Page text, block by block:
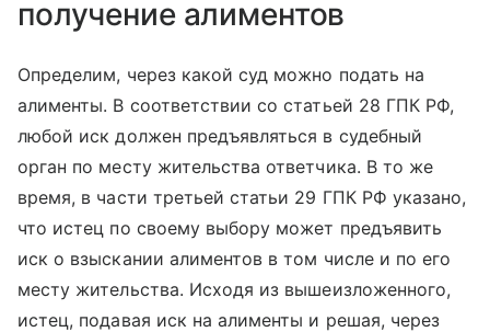
получение алиментов
Определим, через какой суд можно подать на
алименты. В соответствии со статьей 28 ГПК РФ,
любой иск должен предъявляться в судебный
орган по месту жительства ответчика. В то же
время, в части третьей статьи 29 ГПК РФ указано,
что истец по своему выбору может предъявить
иск о взыскании алиментов в том числе и по его
месту жительства. Исходя из вышеизложенного,
истец, подавая иск на алименты и решая, через